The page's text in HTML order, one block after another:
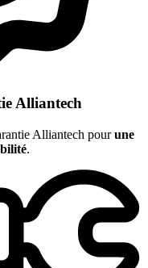
Alliantech
Alliantech pourune
.